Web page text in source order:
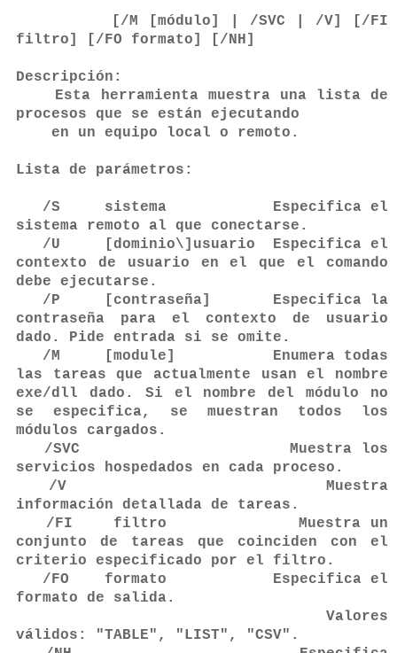
[/M [módulo] | /SVC | /V] [/FI
filtro] [/FO formato] [/NH]
Descripción:
Esta herramienta muestra una lista de
procesos que se están ejecutando
en un equipo local o remoto.
Lista de parámetros:
/S sistema Especifica el
sistema remoto al que conectarse.
/U [dominio\]usuario Especifica el
contexto de usuario en el que el comando
debe ejecutarse.
/P [contraseña] Especifica la
contraseña para el contexto de usuario
dado. Pide entrada si se omite.
/M [module] Enumera todas
las tareas que actualmente usan el nombre
exe/dll dado. Si el nombre del módulo no
se especifica, se muestran todos los
módulos cargados.
/SVC Muestra los
servicios hospedados en cada proceso.
/V Muestra
información detallada de tareas.
/FI filtro Muestra un
conjunto de tareas que coinciden con el
criterio especificado por el filtro.
/FO formato Especifica el
formato de salida.
Valores
válidos: "TABLE", "LIST", "CSV".